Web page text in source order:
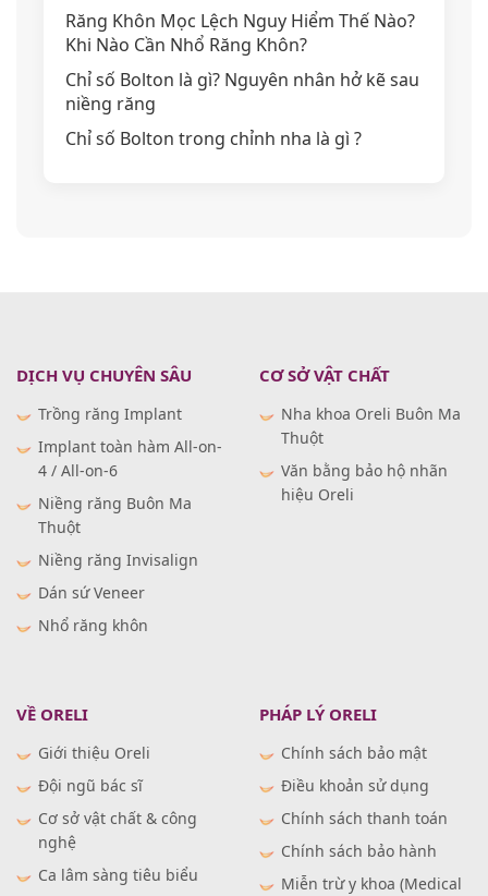
Răng Khôn Mọc Lệch Nguy Hiểm Thế Nào?
Khi Nào Cần Nhổ Răng Khôn?
Chỉ số Bolton là gì? Nguyên nhân hở kẽ sau
niềng răng
Chỉ số Bolton trong chỉnh nha là gì ?
DỊCH VỤ CHUYÊN SÂU
Trồng răng Implant
Implant toàn hàm All-on-
4 / All-on-6
Niềng răng Buôn Ma
Thuột
Niềng răng Invisalign
Dán sứ Veneer
Nhổ răng khôn
CƠ SỞ VẬT CHẤT
Nha khoa Oreli Buôn Ma
Thuột
Văn bằng bảo hộ nhãn
hiệu Oreli
VỀ ORELI
Giới thiệu Oreli
Đội ngũ bác sĩ
Cơ sở vật chất & công
nghệ
Ca lâm sàng tiêu biểu
PHÁP LÝ ORELI
Chính sách bảo mật
Điều khoản sử dụng
Chính sách thanh toán
Chính sách bảo hành
Miễn trừ y khoa (Medical